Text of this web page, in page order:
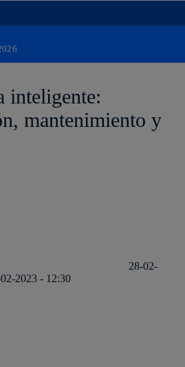
inteligente:
mantenimiento y
28-02-
2023 - 12:30